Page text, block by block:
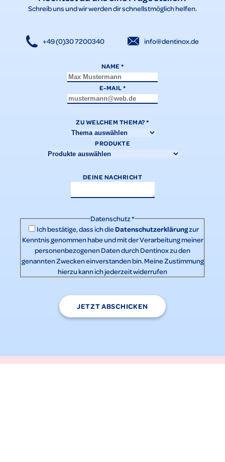
Schreib uns und wir werden dir schnellstmöglich helfen.
+49 (0)30 7200340 info@dentinox.de
NAME*
E-MAIL*
ZU WELCHEM THEMA?*
PRODUKTE
DEINE NACHRICHT
Datenschutz*
Ich bestätige, dass ich dieDatenschutzerklärungzur
Kenntnis genommen habe und mit der Verarbeitung meiner
personenbezogenen Daten durch Dentinox zu den
genannten Zwecken einverstanden bin. Meine Zustimmung
hierzu kann ich jederzeit widerrufen
JETZT ABSCHICKEN